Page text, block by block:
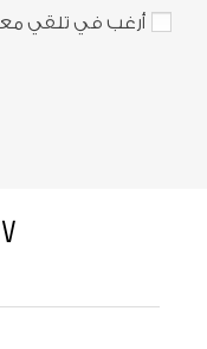
أرغب في تلقي
7 مقاعد للركاب